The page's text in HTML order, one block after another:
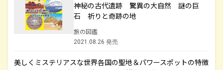
神秘の古代遺跡 驚異の大自然 謎の巨
石 祈りと奇跡の地
旅の図鑑
2021.08.26 発売
美しくミステリアスな世界各国の聖地＆パワースポットの特徴